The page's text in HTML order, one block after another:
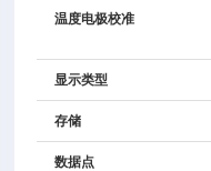
温度电极校准
显示类型
存储
数据点